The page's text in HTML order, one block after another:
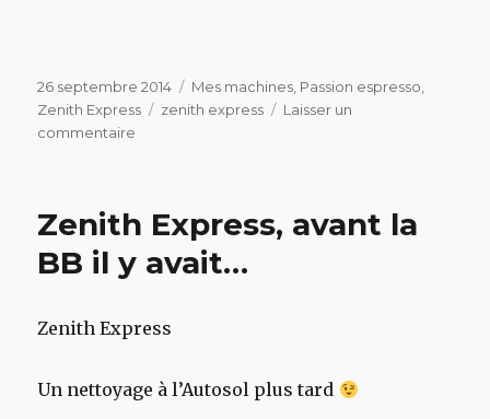
Publié
le
26 septembre 2014 Catégories
Mes machines Passion espresso
Zenith Express
Étiquettes
zenith express
Laisser un
commentaire
A
Infusia
Zenith Express, avant la
BB il y avait…
Zenith Express
Un nettoyage à l’Autosol plus tard